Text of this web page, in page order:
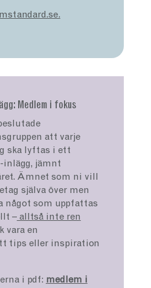
Medlem i fokus
att varje
ska lyftas i ett
jämnt
Ämnet som ni vill
själva över men
något som uppfattas
–alltså inte ren
vara en
tips eller inspiration
i pdf: medlem i